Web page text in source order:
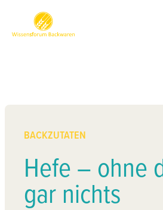
Zum Inhalt springen
HOME
PODCAST
BLOG
LEXIKON
BACKZUTATEN
Hefe – ohne
gar nichts